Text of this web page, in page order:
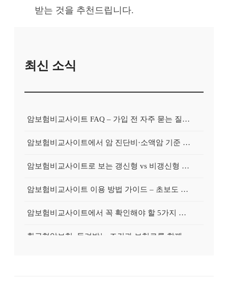
받는 것을 추천드립니다.
최신 소식
암보험비교사이트 FAQ – 가입 전 자주 묻는 질문 정리
암보험비교사이트에서 암 진단비·소액암 기준 제대로 비교하기
암보험비교사이트로 보는 갱신형 vs 비갱신형 암보험 차이
암보험비교사이트 이용 방법 가이드 – 초보도 쉽게 비교하는 순서
암보험비교사이트에서 꼭 확인해야 할 5가지 비교 포인트